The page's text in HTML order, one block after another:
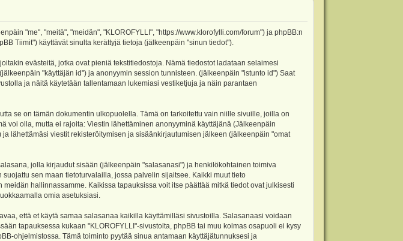
"me", "meitä", "meidän", "KLOROFYLLI", "https://www.klorofylli.com/forum") ja phpBB:n
Tiimit") käyttävät sinulta kerättyjä tietoja (jälkeenpäin "sinun tiedot").
evästeitä, jotka ovat pieniä tekstitiedostoja. Nämä tiedostot ladataan selaimesi
"käyttäjän id") ja anonyymin session tunnisteen. (jälkeenpäin "istunto id") Saat
ja näitä käytetään tallentamaan lukemiasi vestiketjuja ja näin parantaen
se on tämän dokumentin ulkopuolella. Tämä on tarkoitettu vain niille sivuille, joilla on
voi olla, mutta ei rajoita: Viestin lähettäminen anonyyminä käyttäjänä (Jälkeenpäin
lähettämäsi viestit rekisteröitymisen ja sisäänkirjautumisen jälkeen (jälkeenpäin "omat
jolla kirjaudut sisään (jälkeenpäin "salasanasi") ja henkilökohtainen toimiva
sen maan tietoturvalailla, jossa palvelin sijaitsee. Kaikki muut tieto
hallinnassamme. Kaikissa tapauksissa voit itse päättää mitkä tiedot ovat julkisesti
omia asetuksiasi.
että et käytä samaa salasanaa kaikilla käyttämilläsi sivustoilla. Salasanaasi voidaan
tapauksessa kukaan "KLOROFYLLI"-sivustolta, phpBB tai muu kolmas osapuoli ei kysy
ohjelmistossa. Tämä toiminto pyytää sinua antamaan käyttäjätunnuksesi ja